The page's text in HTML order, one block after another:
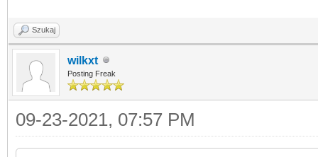
Szukaj
wilkxt
Posting Freak
09-23-2021, 07:57 PM